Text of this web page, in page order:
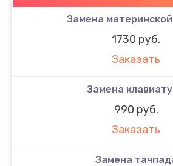
Замена
1730 руб.
Заказать
Замена
990 руб.
Заказать
Замена